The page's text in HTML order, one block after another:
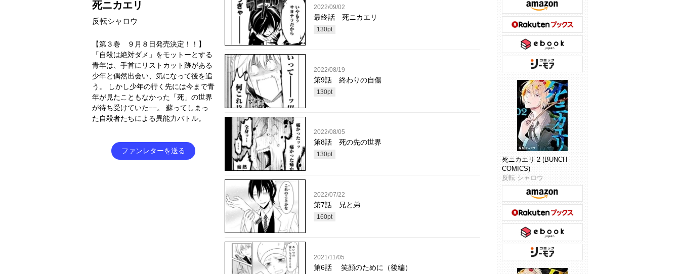
死ニカエリ
反転シャロウ
【第３巻 ９月８日発売決定！！】
「自殺は絶対ダメ」をモットーとする
青年は、手首にリストカット跡がある
少年と偶然出会い、気になって後を追
う。 しかし少年の行く先には今まで青
年が見たこともなかった「死」の世界
が待ち受けていた−−。 蘇ってしまっ
た自殺者たちによる異能力バトル。
ファンレターを送る
2022/09/02
最終話 死ニカエリ
130pt
2022/08/19
第9話 終わりの自傷
130pt
2022/08/05
第8話 死の先の世界
130pt
2022/07/22
第7話 兄と弟
160pt
2021/11/05
第6話 笑顔のために（後編）
死ニカエリ 2 (BUNCH
COMICS)
反転 シャロウ